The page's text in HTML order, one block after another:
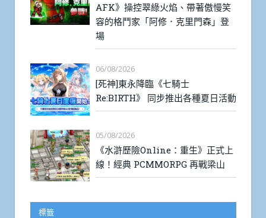
AFK》操控翠綠火焰、帶著傲慢笑
容的格鬥家「阿修．克里門森」登
場
06/08/2026
[死神]東永降臨《七騎士
Re:BIRTH》 同步推出各種夏日活動
05/08/2026
《水滸歷險Online：重生》正式上
線！經典 PCMMORPG 再戰梁山
標籤